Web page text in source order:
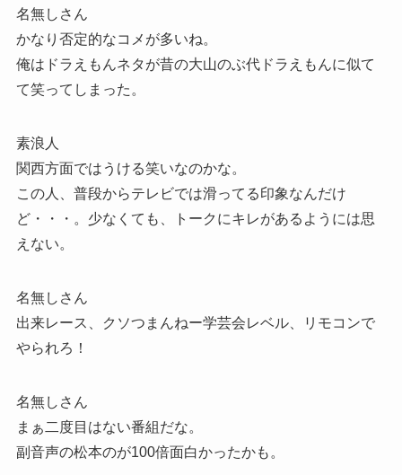
名無しさん
かなり否定的なコメが多いね。
俺はドラえもんネタが昔の大山のぶ代ドラえもんに似て
て笑ってしまった。
素浪人
関西方面ではうける笑いなのかな。
この人、普段からテレビでは滑ってる印象なんだけ
ど・・・。少なくても、トークにキレがあるようには思
えない。
名無しさん
出来レース、クソつまんねー学芸会レベル、リモコンで
やられろ！
名無しさん
まぁ二度目はない番組だな。
副音声の松本のが100倍面白かったかも。